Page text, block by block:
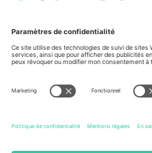
Ticombo France
Mimi Balkanska 132, 1540, Sofia,
Bulgaria
L'entité juridique du
détails, consultez la page